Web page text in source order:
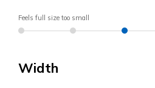
Feels full size too small
Width